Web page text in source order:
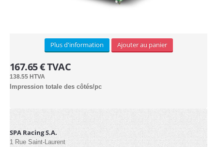
Plus d'information Ajouter au panier
167.65 € TVAC
138.55 HTVA
Impression totale des côtés/pc
SPA Racing S.A.
1 Rue Saint-Laurent